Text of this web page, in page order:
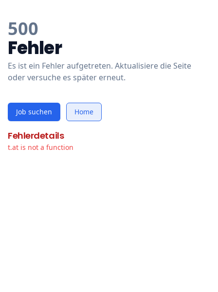
500
Fehler
Es ist ein Fehler aufgetreten. Aktualisiere die Seite
oder versuche es später erneut.
Job suchen Home
Fehlerdetails
t.at is not a function